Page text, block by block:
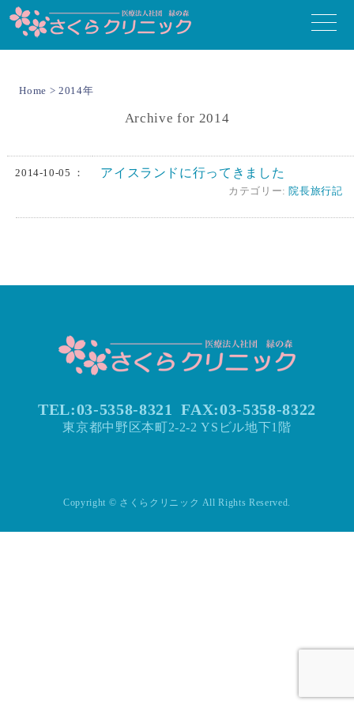
toggle
Home >2014年
Archive for 2014
2014-10-05 ： アイスランドに行ってきました
カテゴリー: 院長旅行記
TEL:03-5358-8321 FAX:03-5358-8322
東京都中野区本町2-2-2 YSビル地下1階
Copyright © さくらクリニック All Rights Reserved.